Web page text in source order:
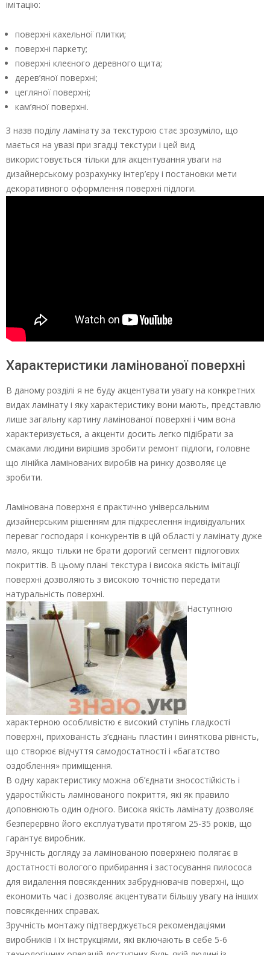
імітацію:
поверхні кахельної плитки;
поверхні паркету;
поверхні клеєного деревного щита;
дерев’яної поверхні;
цегляної поверхні;
кам’яної поверхні.
З назв поділу ламінату за текстурою стає зрозуміло, що
мається на увазі при згадці текстури і цей вид
використовується тільки для акцентування уваги на
дизайнерському розрахунку інтер’єру і постановки мети
декоративного оформлення поверхні підлоги.
Характеристики ламінованої поверхні
В даному розділі я не буду акцентувати увагу на конкретних
видах ламінату і яку характеристику вони мають, представлю
лише загальну картину ламінованої поверхні і чим вона
характеризується, а акценти досить легко підібрати за
смаками людини вирішив зробити ремонт підлоги, головне
що лінійка ламінованих виробів на ринку дозволяє це
зробити.
Ламінована поверхня є практично універсальним
дизайнерським рішенням для підкреслення індивідуальних
переваг господаря і конкурентів в цій області у ламінату дуже
мало, якщо тільки не брати дорогий сегмент підлогових
покриттів. В цьому плані текстура і висока якість імітації
поверхні дозволяють з високою точністю передати
натуральність поверхні.
Наступною
характерною особливістю є високий ступінь гладкості
поверхні, прихованість з’єднань пластин і виняткова рівність,
що створює відчуття самодостатності і «багатство
оздоблення» приміщення.
В одну характеристику можна об’єднати зносостійкість і
ударостійкість ламінованого покриття, які як правило
доповнюють один одного. Висока якість ламінату дозволяє
безперервно його експлуатувати протягом 25-35 років, що
гарантує виробник.
Зручність догляду за ламінованою поверхнею полягає в
достатності вологого прибирання і застосування пилососа
для видалення повсякденних забруднювачів поверхні, що
економить час і дозволяє акцентувати більшу увагу на інших
повсякденних справах.
Зручність монтажу підтверджується рекомендаціями
виробників і їх інструкціями, які включають в себе 5-6